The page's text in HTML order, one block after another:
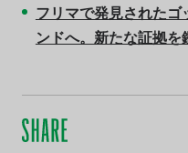
フリマで発見された
ンドへ。新たな証拠